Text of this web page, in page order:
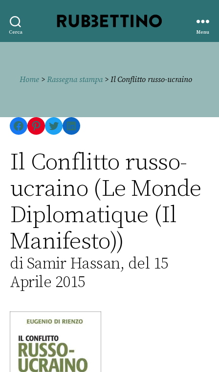
Cerca
editore
Menu
Home > Rassegna stampa> Il Conflitto russo-ucraino
Facebook
Pinterest
TwitterLinkedIn
Il Conflitto russo-
ucraino (Le Monde
Diplomatique (Il
Manifesto))
di Samir Hassan, del 15
Aprile 2015